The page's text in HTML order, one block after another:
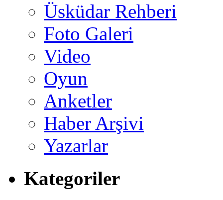
Üsküdar Rehberi
Foto Galeri
Video
Oyun
Anketler
Haber Arşivi
Yazarlar
Kategoriler